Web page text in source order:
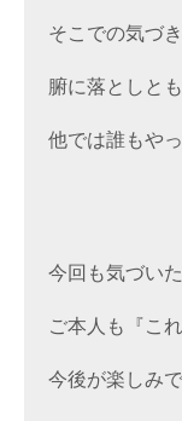
そこでの気づ
腑に落としと
他では誰もや
今回も気づい
ご本人も『こ
今後が楽しみで